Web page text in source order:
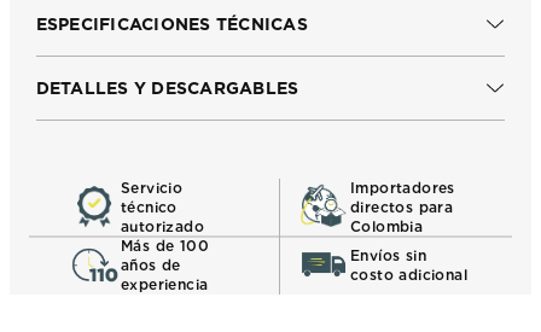
ESPECIFICACIONES TÉCNICAS
DETALLES Y DESCARGABLES
Servicio
técnico
autorizado
Importadores
directos para
Colombia
Más de 100
años de
experiencia
Envíos sin
costo adicional